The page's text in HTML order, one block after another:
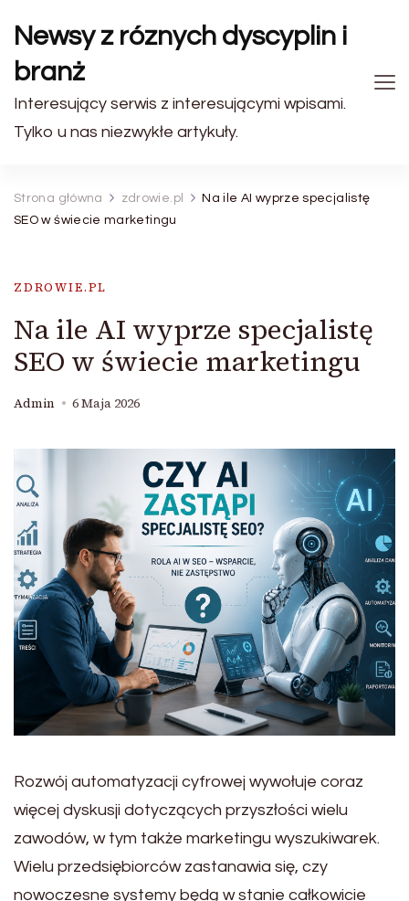
Newsy z róznych dyscyplin i
branż
Interesujący serwis z interesującymi wpisami.
Tylko u nas niezwykłe artykuły.
Strona główna zdrowie.pl
Na ile AI wyprze specjalistę
SEO w świecie marketingu
ZDROWIE.PL
Na ile AI wyprze specjalistę
SEO w świecie marketingu
Admin 6 Maja 2026
Rozwój automatyzacji cyfrowej wywołuje coraz
więcej dyskusji dotyczących przyszłości wielu
zawodów, w tym także marketingu wyszukiwarek.
Wielu przedsiębiorców zastanawia się, czy
nowoczesne systemy będą w stanie całkowicie